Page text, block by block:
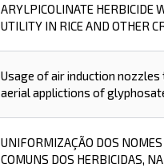
ARYLPICOLINATE HERBICIDE
UTILITY IN RICE AND OTHER
Usage of air induction nozzles
aerial applictions of
UNIFORMIZAÇÃO DOS NOMES
COMUNS DOS HERBICIDAS, NA